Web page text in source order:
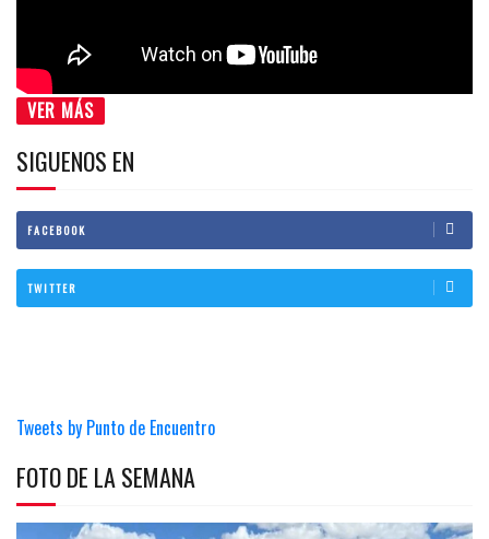
VER MÁS
SIGUENOS EN
FACEBOOK
TWITTER
Tweets by Punto de Encuentro
FOTO DE LA SEMANA